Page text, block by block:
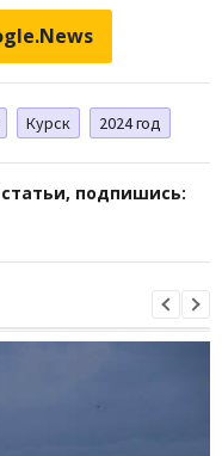
Курск 2024 год
подпишись: